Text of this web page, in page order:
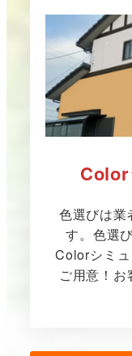
色選びは業
す。色選
Colorシミ
ご用意！